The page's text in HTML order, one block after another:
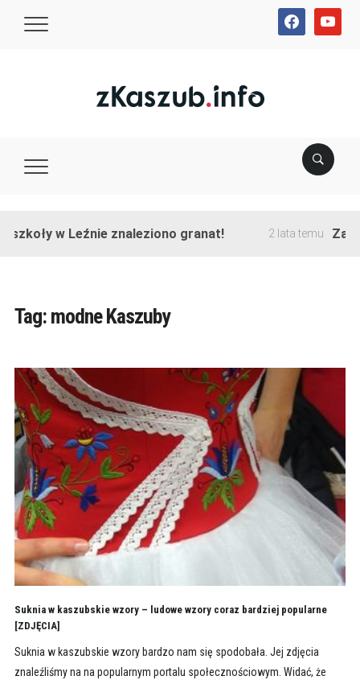
facebookyoutube
w Leźnie znaleziono granat! 2 lata temu
Tag: modne Kaszuby
Suknia w kaszubskie wzory – ludowe wzory coraz bardziej popularne
[ZDJĘCIA]
Suknia w kaszubskie wzory bardzo nam się spodobała. Jej zdjęcia
znaleźliśmy na na popularnym portalu społecznościowym. Widać, że